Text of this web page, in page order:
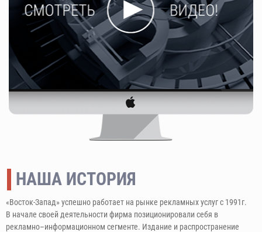
НАША ИСТОРИЯ
«Восток-Запад» успешно работает на рынке рекламных услуг с 1991г.
В начале своей деятельности фирма позиционировали себя в
рекламно–информационном сегменте. Издание и распространение